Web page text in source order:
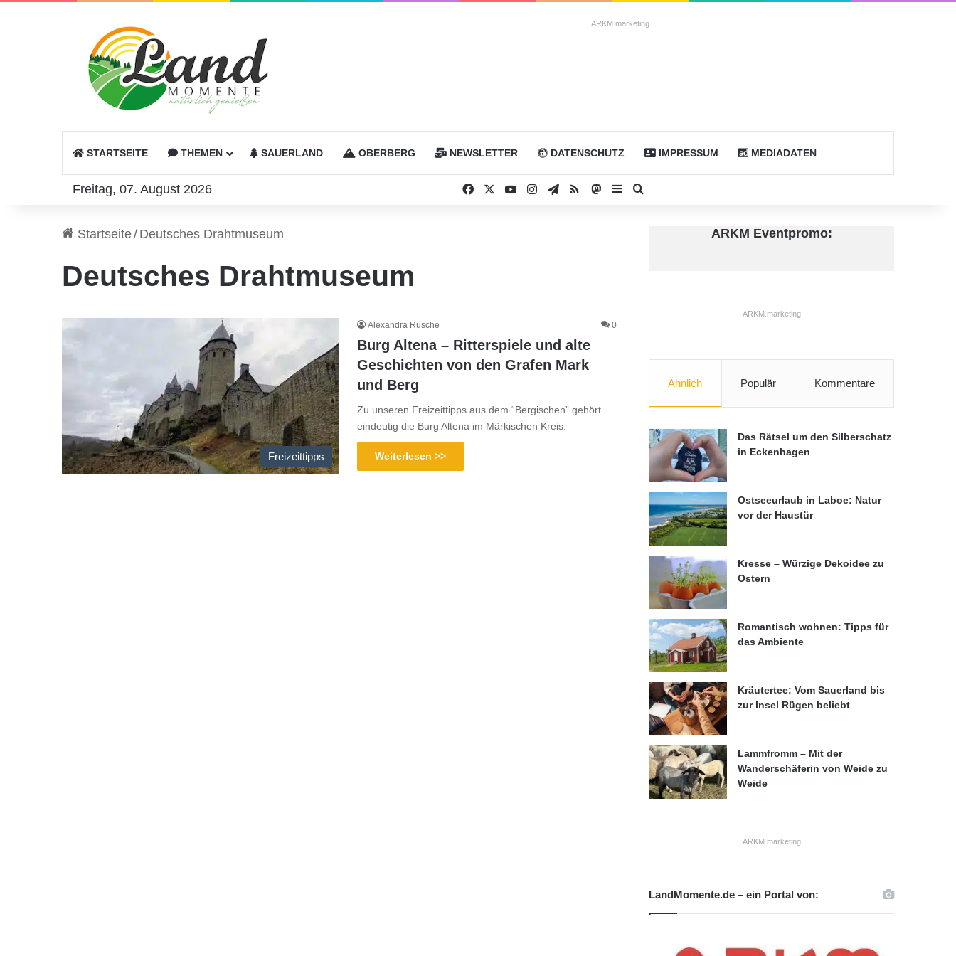
ARKM.marketing
STARTSEITE THEMEN SAUERLAND OBERBERG NEWSLETTER DATENSCHUTZ IMPRESSUM MEDIADATEN
Freitag, 07. August 2026 FacebookYouTubeInstagramTelegram
RSSMastodon
Sidebar
Startseite/ Deutsches Drahtmuseum
Deutsches Drahtmuseum
Freizeittipps
Alexandra Rüsche 0
Burg Altena – Ritterspiele und alte
Geschichten von den Grafen Mark
und Berg
Zu unseren Freizeittipps aus dem “Bergischen” gehört
eindeutig die Burg Altena im Märkischen Kreis.
Weiterlesen >>
ARKM Eventpromo:
ARKM.marketing
Ähnlich Populär Kommentare
Das Rätsel um den Silberschatz
in Eckenhagen
Ostseeurlaub in Laboe: Natur
vor der Haustür
Kresse – Würzige Dekoidee zu
Ostern
Romantisch wohnen: Tipps für
das Ambiente
Kräutertee: Vom Sauerland bis
zur Insel Rügen beliebt
Lammfromm – Mit der
Wanderschäferin von Weide zu
Weide
ARKM.marketing
LandMomente.de – ein Portal von: